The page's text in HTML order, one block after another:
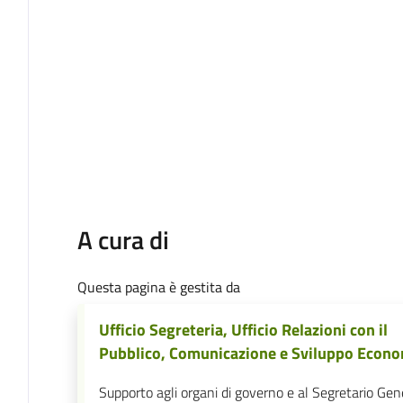
A cura di
Questa pagina è gestita da
Ufficio Segreteria, Ufficio Relazioni con il
Pubblico, Comunicazione e Sviluppo
Supporto agli organi di governo e al Segretario